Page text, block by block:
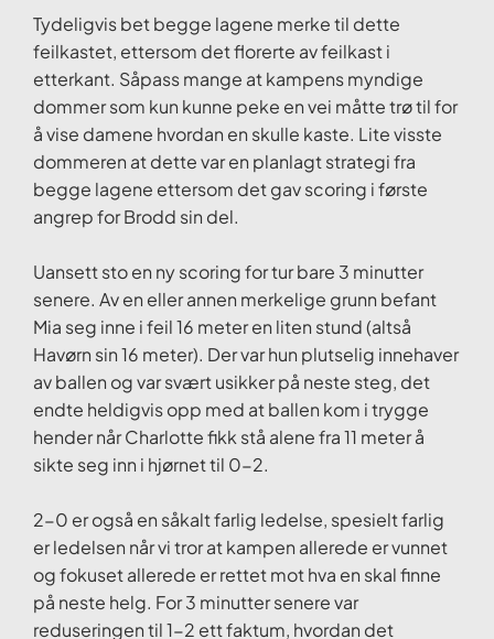
Tydeligvis bet begge lagene merke til dette
feilkastet, ettersom det florerte av feilkast i
etterkant. Såpass mange at kampens myndige
dommer som kun kunne peke en vei måtte trø til for
å vise damene hvordan en skulle kaste. Lite visste
dommeren at dette var en planlagt strategi fra
begge lagene ettersom det gav scoring i første
angrep for Brodd sin del.
Uansett sto en ny scoring for tur bare 3 minutter
senere. Av en eller annen merkelige grunn befant
Mia seg inne i feil 16 meter en liten stund (altså
Havørn sin 16 meter). Der var hun plutselig innehaver
av ballen og var svært usikker på neste steg, det
endte heldigvis opp med at ballen kom i trygge
hender når Charlotte fikk stå alene fra 11 meter å
sikte seg inn i hjørnet til 0-2.
2-0 er også en såkalt farlig ledelse, spesielt farlig
er ledelsen når vi tror at kampen allerede er vunnet
og fokuset allerede er rettet mot hva en skal finne
på neste helg. For 3 minutter senere var
reduseringen til 1-2 ett faktum, hvordan det